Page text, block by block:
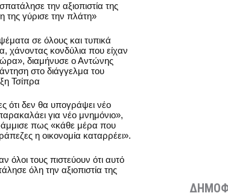
την αξιοπιστία της
γύρισε την πλάτη»
σε όλους και τυπικά
χάνοντας κονδύλια που είχαν
διαμήνυσε ο Αντώνης
στο διάγγελμα του
Τσίπρα
ότι δεν θα υπογράψει νέο
για νέο μνημόνιο»,
πως «κάθε μέρα που
η οικονομία καταρρέει».
όλοι τους πιστεύουν ότι αυτό
όλη την αξιοπιστία της